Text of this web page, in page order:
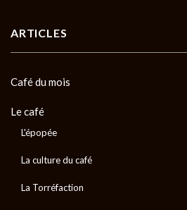
ARTICLES
Café du mois
Le café
L'épopée
La culture du café
La Torréfaction